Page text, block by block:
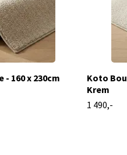
160 x 230cm
Koto
Krem
1 490,-